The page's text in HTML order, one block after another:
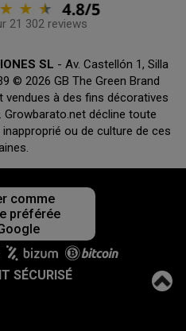
21 302 reviews
SL - Av. Castellón 1, Silla
© 2026 GB The Green Brand
à des fins décoratives
décline toute
ou de culture de ces
comme
préférée
SÉCURISÉ